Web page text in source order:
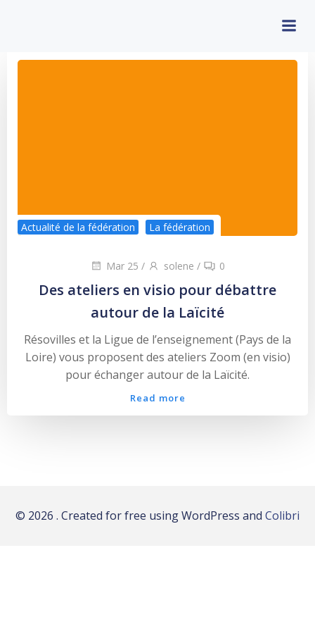
Actualité de la fédération La fédération
Mar 25 / solene / 0
Des ateliers en visio pour débattre
autour de la Laïcité
Résovilles et la Ligue de l’enseignement (Pays de la
Loire) vous proposent des ateliers Zoom (en visio)
pour échanger autour de la Laïcité.
Read more
© 2026 . Created for free using WordPress and Colibri